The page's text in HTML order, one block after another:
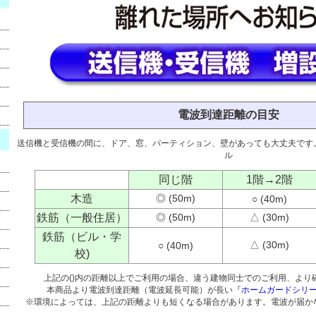
電波到達距離の目安
送信機と受信機の間に、ドア、窓、パーティション、壁があっても大丈夫で
ル
同じ階
1階→2階
木造
◎ (50m) ○ (40m)
鉄筋（一般住居） ◎ (50m) △ (30m)
鉄筋（ビル・学
校)
○ (40m) △ (30m)
上記の()内の距離以上でご利用の場合、違う建物同士でのご利用、より
本商品より電波到達距離（電波延長可能）が長い『ホームガードシリ
※環境によっては、上記の距離よりも短くなる場合があります。電波が届